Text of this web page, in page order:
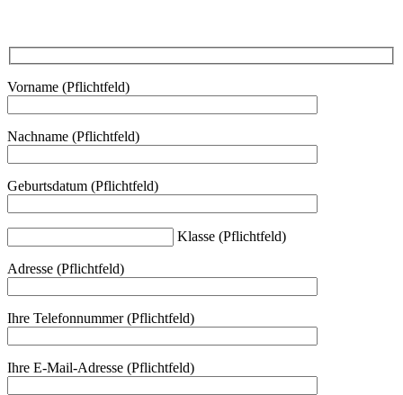
Vorname (Pflichtfeld)
Nachname (Pflichtfeld)
Geburtsdatum (Pflichtfeld)
Klasse (Pflichtfeld)
Adresse (Pflichtfeld)
Ihre Telefonnummer (Pflichtfeld)
Ihre E-Mail-Adresse (Pflichtfeld)